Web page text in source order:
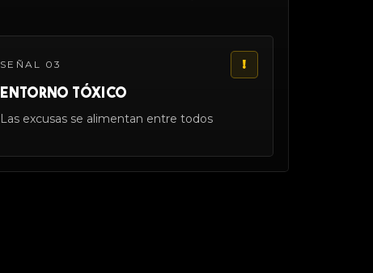
SEÑAL 03
!
ENTORNO TÓXICO
Las excusas se alimentan entre todos